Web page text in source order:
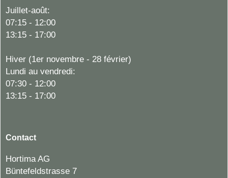
Juillet-août:
07:15 - 12:00
13:15 - 17:00
Hiver (1er novembre - 28 février)
Lundi au vendredi:
07:30 - 12:00
13:15 - 17:00
Contact
Hortima AG
Büntefeldstrasse 7